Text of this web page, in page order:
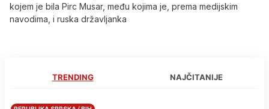
kojem je bila Pirc Musar, među kojima je, prema medijskim
navodima, i ruska državljanka
TRENDING NAJČITANIJE